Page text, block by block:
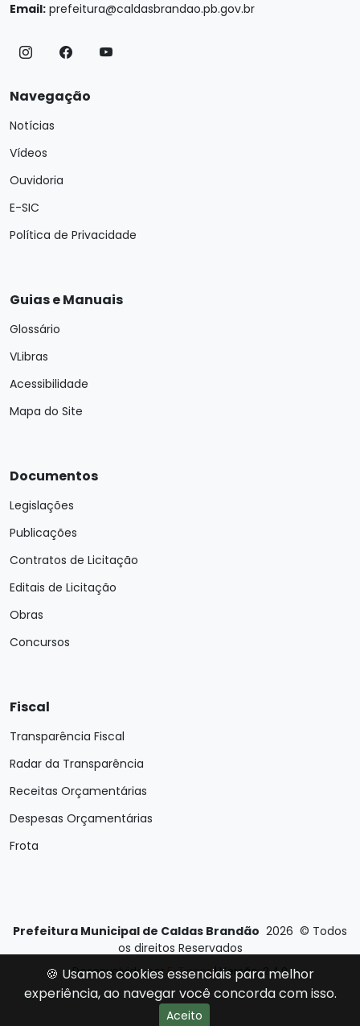
Email: prefeitura@caldasbrandao.pb.gov.br
Navegação
Notícias
Vídeos
Ouvidoria
E-SIC
Política de Privacidade
Guias e Manuais
Glossário
VLibras
Acessibilidade
Mapa do Site
Documentos
Legislações
Publicações
Contratos de Licitação
Editais de Licitação
Obras
Concursos
Fiscal
Transparência Fiscal
Radar da Transparência
Receitas Orçamentárias
Despesas Orçamentárias
Frota
Prefeitura Municipal de Caldas Brandão 2026 © Todos
os direitos Reservados
Desenvolvido por E-Ticons| Versão: 2.4.0
🍪 Usamos cookies essenciais para melhor
experiência, ao navegar você concorda com isso.
Aceito